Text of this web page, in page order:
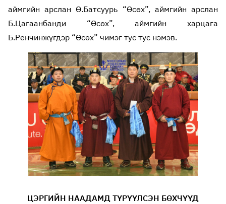
аймгийн арслан Ө.Батсуурь “Өсөх”, аймгийн арслан
Б.Цагаанбанди “Өсөх”, аймгийн харцага
Б.Ренчинжүгдэр “Өсөх” чимэг тус тус нэмэв.
ЦЭРГИЙН НААДАМД ТҮРҮҮЛСЭН БӨХЧҮҮД